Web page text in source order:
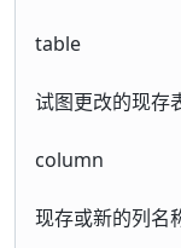
table
试图更改的现存
column
现存或新的列名